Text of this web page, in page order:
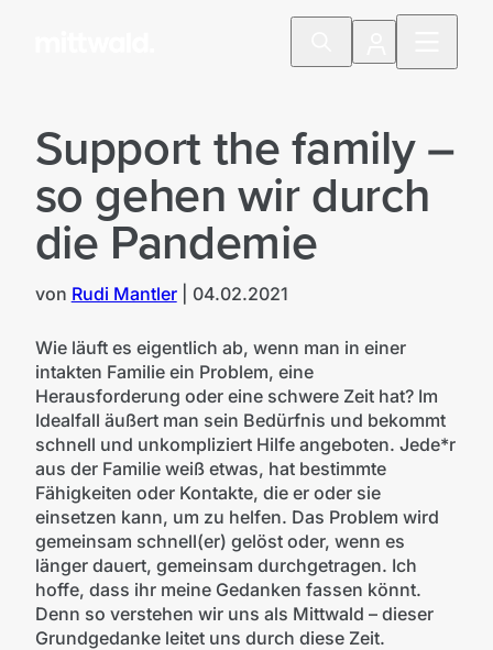
Support the family –
so gehen wir durch
die Pandemie
von Rudi Mantler| 04.02.2021
Wie läuft es eigentlich ab, wenn man in einer
intakten Familie ein Problem, eine
Herausforderung oder eine schwere Zeit hat? Im
Idealfall äußert man sein Bedürfnis und bekommt
schnell und unkompliziert Hilfe angeboten. Jede*r
aus der Familie weiß etwas, hat bestimmte
Fähigkeiten oder Kontakte, die er oder sie
einsetzen kann, um zu helfen. Das Problem wird
gemeinsam schnell(er) gelöst oder, wenn es
länger dauert, gemeinsam durchgetragen. Ich
hoffe, dass ihr meine Gedanken fassen könnt.
Denn so verstehen wir uns als Mittwald – dieser
Grundgedanke leitet uns durch diese Zeit.